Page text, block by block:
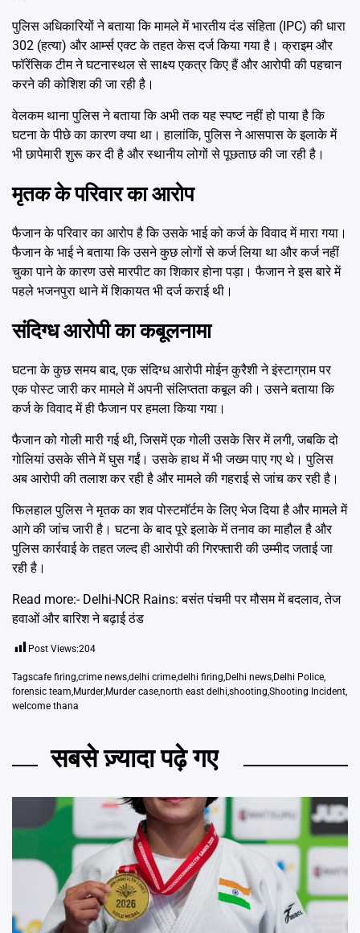
पुलिस अधिकारियों ने बताया कि मामले में भारतीय दंड संहिता (IPC) की धारा
302 (हत्या) और आर्म्स एक्ट के तहत केस दर्ज किया गया है। क्राइम और
फॉरेंसिक टीम ने घटनास्थल से साक्ष्य एकत्र किए हैं और आरोपी की पहचान
करने की कोशिश की जा रही है।
वेलकम थाना पुलिस ने बताया कि अभी तक यह स्पष्ट नहीं हो पाया है कि
घटना के पीछे का कारण क्या था। हालांकि, पुलिस ने आसपास के इलाके में
भी छापेमारी शुरू कर दी है और स्थानीय लोगों से पूछताछ की जा रही है।
मृतक के परिवार का आरोप
फैजान के परिवार का आरोप है कि उसके भाई को कर्ज के विवाद में मारा गया।
फैजान के भाई ने बताया कि उसने कुछ लोगों से कर्ज लिया था और कर्ज नहीं
चुका पाने के कारण उसे मारपीट का शिकार होना पड़ा। फैजान ने इस बारे में
पहले भजनपुरा थाने में शिकायत भी दर्ज कराई थी।
संदिग्ध आरोपी का कबूलनामा
घटना के कुछ समय बाद, एक संदिग्ध आरोपी मोईन कुरैशी ने इंस्टाग्राम पर
एक पोस्ट जारी कर मामले में अपनी संलिप्तता कबूल की। उसने बताया कि
कर्ज के विवाद में ही फैजान पर हमला किया गया।
फैजान को गोली मारी गई थी, जिसमें एक गोली उसके सिर में लगी, जबकि दो
गोलियां उसके सीने में घुस गईं। उसके हाथ में भी जख्म पाए गए थे। पुलिस
अब आरोपी की तलाश कर रही है और मामले की गहराई से जांच कर रही है।
फिलहाल पुलिस ने मृतक का शव पोस्टमॉर्टम के लिए भेज दिया है और मामले में
आगे की जांच जारी है। घटना के बाद पूरे इलाके में तनाव का माहौल है और
पुलिस कार्रवाई के तहत जल्द ही आरोपी की गिरफ्तारी की उम्मीद जताई जा
रही है।
Read more:- Delhi-NCR Rains: बसंत पंचमी पर मौसम में बदलाव, तेज
हवाओं और बारिश ने बढ़ाई ठंड
Post Views:204
Tagscafe firing,crime news,delhi crime,delhi firing,Delhi news,Delhi Police,
forensic team,Murder,Murder case,north east delhi,shooting,Shooting Incident,
welcome thana
सबसे ज़्यादा पढ़े गए